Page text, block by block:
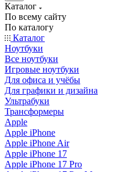
Каталог
По всему сайту
По каталогу
Каталог
Ноутбуки
Все ноутбуки
Игровые ноутбуки
Для офиса и учёбы
Для графики и дизайна
Ультрабуки
Трансформеры
Apple
Apple iPhone
Apple iPhone Air
Apple iPhone 17
Apple iPhone 17 Pro